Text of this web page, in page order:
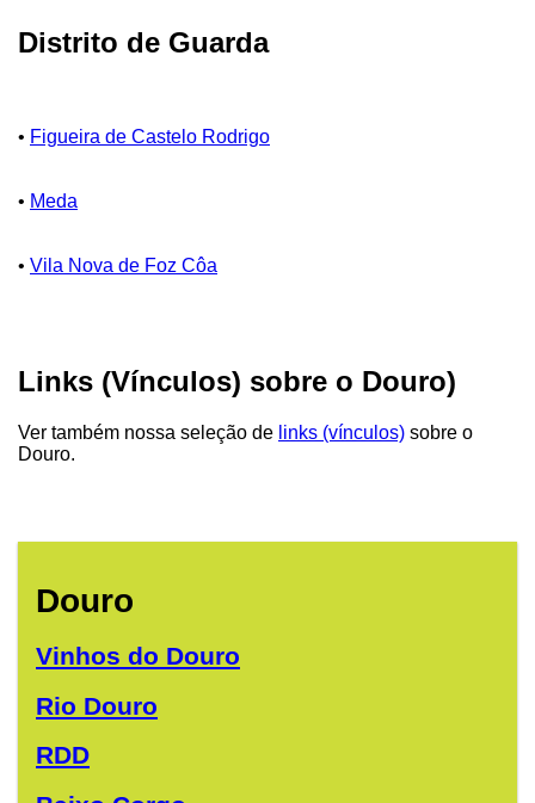
Distrito de Guarda
• Figueira de Castelo Rodrigo
• Meda
• Vila Nova de Foz Côa
Links (Vínculos) sobre o Douro)
Ver também nossa seleção de links (vínculos) sobre o
Douro.
Douro
Vinhos do Douro
Rio Douro
RDD